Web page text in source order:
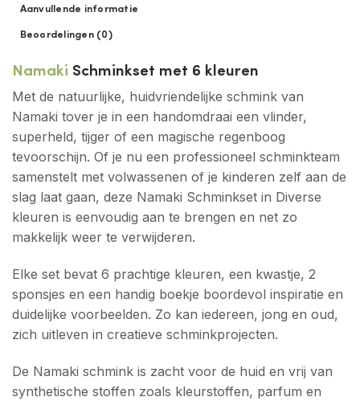
Aanvullende informatie
Beoordelingen (0)
Namaki Schminkset met 6 kleuren
Met de natuurlijke, huidvriendelijke schmink van
Namaki tover je in een handomdraai een vlinder,
superheld, tijger of een magische regenboog
tevoorschijn. Of je nu een professioneel schminkteam
samenstelt met volwassenen of je kinderen zelf aan de
slag laat gaan, deze Namaki Schminkset in Diverse
kleuren is eenvoudig aan te brengen en net zo
makkelijk weer te verwijderen.
Elke set bevat 6 prachtige kleuren, een kwastje, 2
sponsjes en een handig boekje boordevol inspiratie en
duidelijke voorbeelden. Zo kan iedereen, jong en oud,
zich uitleven in creatieve schminkprojecten.
De Namaki schmink is zacht voor de huid en vrij van
synthetische stoffen zoals kleurstoffen, parfum en